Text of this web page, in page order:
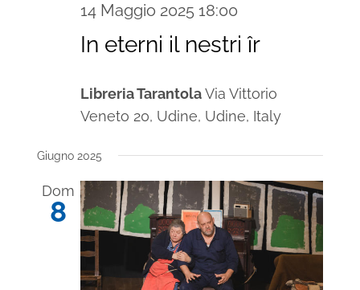
14 Maggio 2025 18:00
In eterni il nestri îr
Libreria TarantolaVia Vittorio
Veneto 20, Udine, Udine, Italy
Giugno 2025
Dom
8